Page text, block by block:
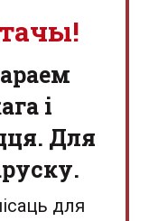
і
Для
для